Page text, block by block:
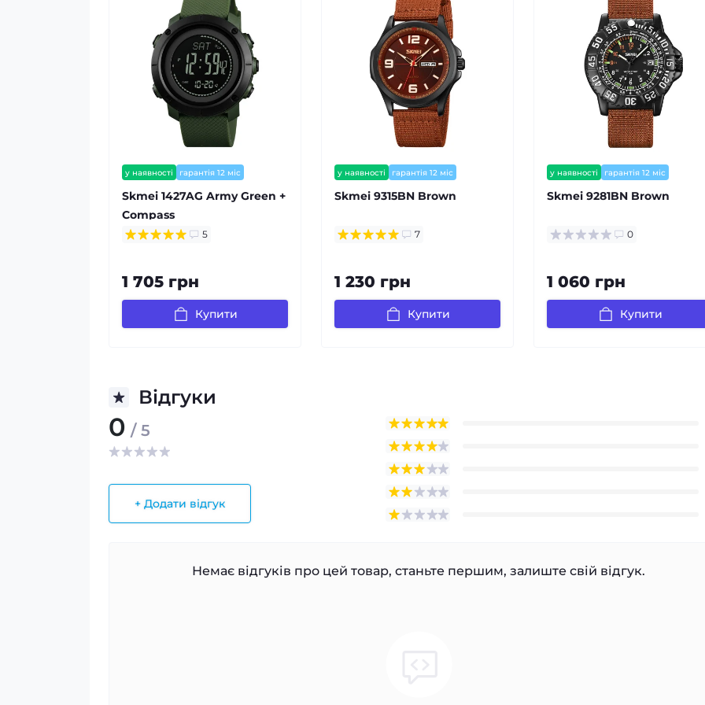
у наявності гарантія 12 міс
Skmei 1427AG Army Green +
Compass
5
1 705 грн
Купити
у наявності гарантія 12 міс
Skmei 9315BN Brown
7
1 230 грн
Купити
у наявності гарантія 12 міс
Skmei 9281BN Brown
0
1 060 грн
Купити
Відгуки
0 / 5
+ Додати відгук
Немає відгуків про цей товар, станьте першим, залиште свій відгук.